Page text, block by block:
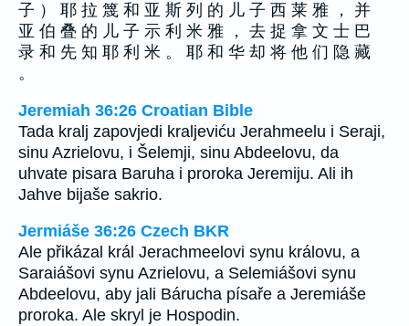
子 ） 耶 拉 篾 和 亚 斯 列 的 儿 子 西 莱 雅 ， 并
亚 伯 叠 的 儿 子 示 利 米 雅 ， 去 捉 拿 文 士 巴
录 和 先 知 耶 利 米 。 耶 和 华 却 将 他 们 隐 藏
。
Jeremiah 36:26 Croatian Bible
Tada kralj zapovjedi kraljeviću Jerahmeelu i Seraji,
sinu Azrielovu, i Šelemji, sinu Abdeelovu, da
uhvate pisara Baruha i proroka Jeremiju. Ali ih
Jahve bijaše sakrio.
Jermiáše 36:26 Czech BKR
Ale přikázal král Jerachmeelovi synu královu, a
Saraiášovi synu Azrielovu, a Selemiášovi synu
Abdeelovu, aby jali Bárucha písaře a Jeremiáše
proroka. Ale skryl je Hospodin.